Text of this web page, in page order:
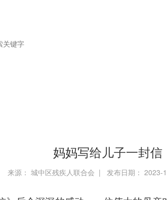
妈妈写给儿子一封信
来源： 城中区残疾人联合会 | 发布日期： 2023-